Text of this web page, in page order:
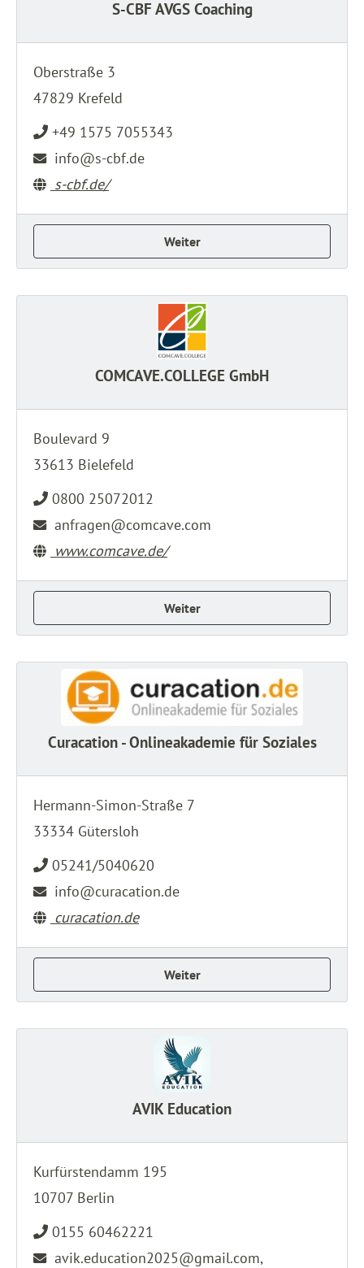
S-CBF AVGS Coaching
Oberstraße 3
47829 Krefeld
+49 1575 7055343
info@s-cbf.de
s-cbf.de/
Weiter
COMCAVE.COLLEGE GmbH
Boulevard 9
33613 Bielefeld
0800 25072012
anfragen@comcave.com
www.comcave.de/
Weiter
Curacation - Onlineakademie für Soziales
Hermann-Simon-Straße 7
33334 Gütersloh
05241/5040620
info@curacation.de
curacation.de
Weiter
AVIK Education
Kurfürstendamm 195
10707 Berlin
0155 60462221
avik.education2025@gmail.com,